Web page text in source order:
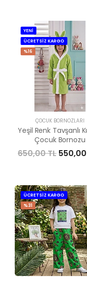
YENİ
ÜCRETSİZ KARGO
%16
ÇOCUK BORNOZLARI
Yeşil Renk Tavşanlı
Çocuk Bornozu
650,00 TL 550,00
ÜCRETSİZ KARGO
%31